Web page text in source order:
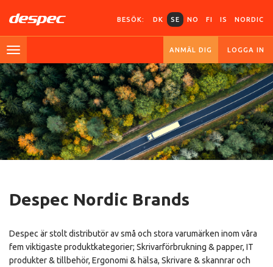
BESÖK: DK SE NO FI IS NORDIC
ANMÄL DIG LOGGA IN
Despec Nordic Brands
Despec är stolt distributör av små och stora varumärken inom våra
fem viktigaste produktkategorier; Skrivarförbrukning & papper, IT
produkter & tillbehör, Ergonomi & hälsa, Skrivare & skannrar och